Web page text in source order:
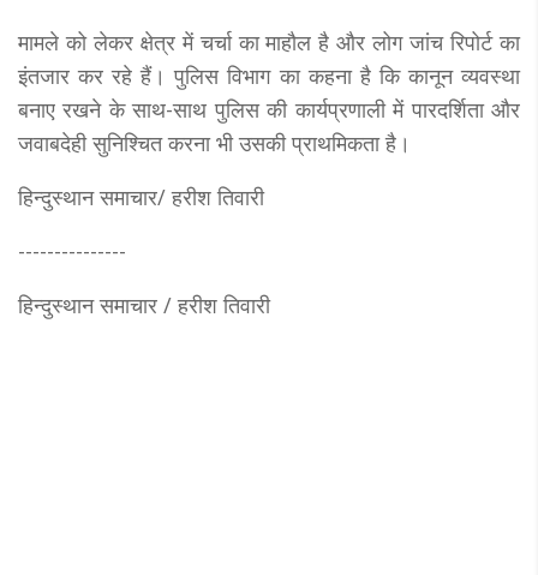
मामले को लेकर क्षेत्र में चर्चा का माहौल है और लोग जांच रिपोर्ट का
इंतजार कर रहे हैं। पुलिस विभाग का कहना है कि कानून व्यवस्था
बनाए रखने के साथ-साथ पुलिस की कार्यप्रणाली में पारदर्शिता और
जवाबदेही सुनिश्चित करना भी उसकी प्राथमिकता है।
हिन्दुस्थान समाचार/ हरीश तिवारी
---------------
हिन्दुस्थान समाचार / हरीश तिवारी